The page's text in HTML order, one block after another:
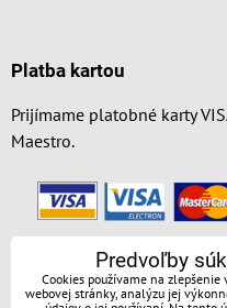
Platba kartou
Prijímame platobné karty
Maestro.
Predvoľby
Cookies používame na
webovej stránky, analýzu jej